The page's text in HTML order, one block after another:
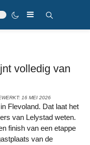
volledig van
16 MEI 2026
van Lelystad weten.
finish van een etappe
van de